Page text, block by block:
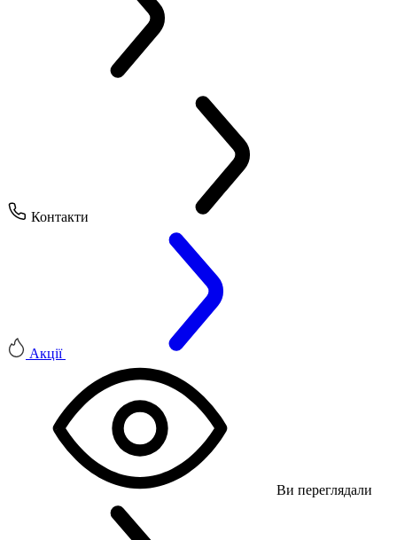
Контакти
Акції
Ви переглядали